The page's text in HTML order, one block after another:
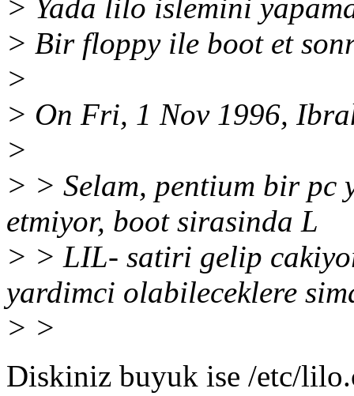
> Yada lilo islemini
> Bir floppy ile boot et
>
> On Fri, 1 Nov 1996,
>
> > Selam, pentium bir pc
etmiyor, boot sirasinda L
> > LIL- satiri gelip
yardimci olabileceklere
> >
Diskiniz buyuk ise /etc/